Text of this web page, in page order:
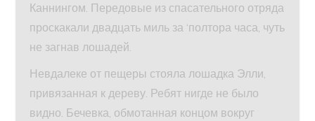
Каннингом. Передовые из спасательного отряда
проскакали двадцать миль за ‘полтора часа, чуть
не загнав лошадей.
Невдалеке от пещеры стояла лошадка Элли,
привязанная к дереву. Ребят нигде не было
видно. Бечевка, обмотанная концом вокруг